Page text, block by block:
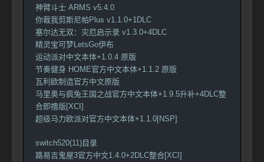
神臂斗士 ARMS v5.4.0
你裁我剪斯尼帕Plus v1.1.0+1DLC
塞尔达无双：灾厄启示录 v1.3.0+4DLC
精灵宝可梦LetsGo伊布
运动派对中文本体+1.0.4 原版
节奏健身 HOME官方中文本体+1.1.2 原版
瓦利欧制造官方中文原版
马里奥与疯兔王国之战官方中文本体+1.9.5升补+4DLC整
合即撸版[XCI]
超级马力欧派对官方中文本体+1.1.0[NSP]
switch520(11)目录
路易吉鬼屋3官方中文1.4.0+2DLC整合[XCI]